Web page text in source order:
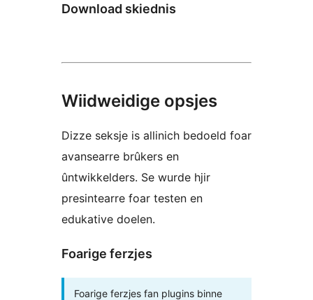
Download skiednis
Wiidweidige opsjes
Dizze seksje is allinich bedoeld foar
avansearre brûkers en
ûntwikkelders. Se wurde hjir
presintearre foar testen en
edukative doelen.
Foarige ferzjes
Foarige ferzjes fan plugins binne